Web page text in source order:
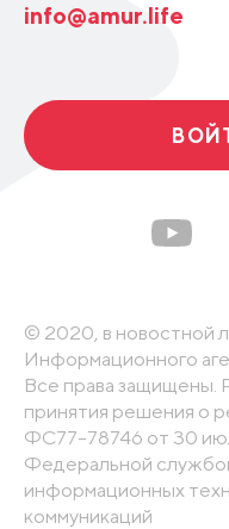
info@amur.life
© 2020, в новостной
Информационного
Все права защищены.
принятия решения о
ФС77-78746 от 30
Федеральной
информационных
коммуникаций